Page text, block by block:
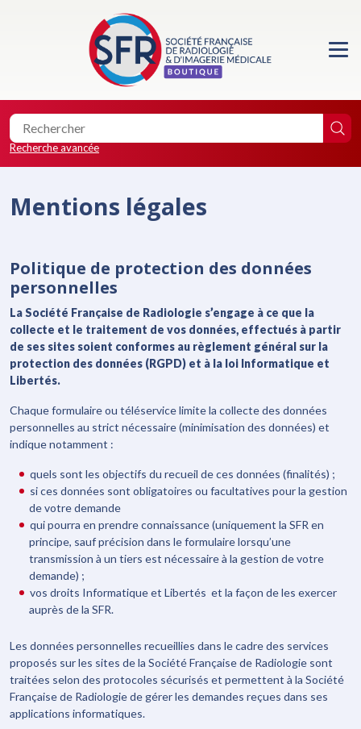
Accueil
Formations
Location de salle
0
Recherche avancée
Mentions légales
Politique de protection des données
personnelles
La Société Française de Radiologie s’engage à ce que la
collecte et le traitement de vos données, effectués à partir
de ses sites soient conformes au règlement général sur la
protection des données (RGPD) et à la loi Informatique et
Libertés.
Chaque formulaire ou téléservice limite la collecte des données
personnelles au strict nécessaire (minimisation des données) et
indique notamment :
quels sont les objectifs du recueil de ces données (finalités) ;
si ces données sont obligatoires ou facultatives pour la gestion
de votre demande
qui pourra en prendre connaissance (uniquement la SFR en
principe, sauf précision dans le formulaire lorsqu’une
transmission à un tiers est nécessaire à la gestion de votre
demande) ;
vos droits Informatique et Libertés et la façon de les exercer
auprès de la SFR.
Les données personnelles recueillies dans le cadre des services
proposés sur les sites de la Société Française de Radiologie sont
traitées selon des protocoles sécurisés et permettent à la Société
Française de Radiologie de gérer les demandes reçues dans ses
applications informatiques.